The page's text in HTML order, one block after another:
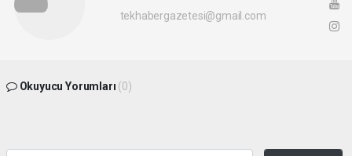
tekhabergazetesi@gmail.com
Okuyucu Yorumları (0)